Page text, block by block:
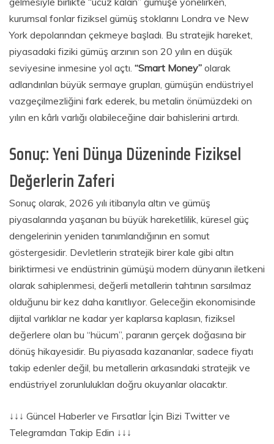
kurumsal fonlar fiziksel gümüş stoklarını Londra ve New
York depolarından çekmeye başladı. Bu stratejik hareket,
piyasadaki fiziki gümüş arzının son 20 yılın en düşük
seviyesine inmesine yol açtı. “Smart Money” olarak
adlandırılan büyük sermaye grupları, gümüşün endüstriyel
vazgeçilmezliğini fark ederek, bu metalin önümüzdeki on
yılın en kârlı varlığı olabileceğine dair bahislerini artırdı.
Sonuç: Yeni Dünya Düzeninde Fiziksel
Değerlerin Zaferi
Sonuç olarak, 2026 yılı itibarıyla altın ve gümüş
piyasalarında yaşanan bu büyük hareketlilik, küresel güç
dengelerinin yeniden tanımlandığının en somut
göstergesidir. Devletlerin stratejik birer kale gibi altın
biriktirmesi ve endüstrinin gümüşü modern dünyanın iletkeni
olarak sahiplenmesi, değerli metallerin tahtının sarsılmaz
olduğunu bir kez daha kanıtlıyor. Geleceğin ekonomisinde
dijital varlıklar ne kadar yer kaplarsa kaplasın, fiziksel
değerlere olan bu “hücum”, paranın gerçek doğasına bir
dönüş hikayesidir. Bu piyasada kazananlar, sadece fiyatı
takip edenler değil, bu metallerin arkasındaki stratejik ve
endüstriyel zorunlulukları doğru okuyanlar olacaktır.
↓↓↓ Güncel Haberler ve Fırsatlar İçin Bizi Twitter ve
Telegramdan Takip Edin ↓↓↓